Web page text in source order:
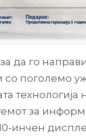
да го
со поголемо
технологија
за
инчен